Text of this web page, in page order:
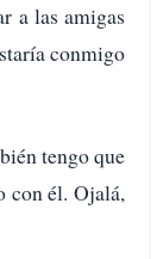
a las amigas
conmigo
tengo que
con él. Ojalá,